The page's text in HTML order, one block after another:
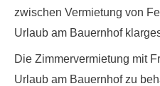
zwischen Vermietung von
Urlaub am Bauernhof
Die Zimmervermietung mit
Urlaub am Bauernhof zu